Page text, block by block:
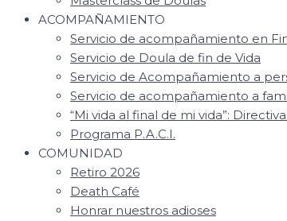
ACOMPAÑAMIENTO
Servicio de acompañamiento en
Servicio de Doula de fin de Vida
Servicio de Acompañamiento a
Servicio de acompañamiento a
“Mi vida al final de mi vida”:
Programa P.A.C.I.
COMUNIDAD
Retiro 2026
Death Café
Honrar nuestros adioses